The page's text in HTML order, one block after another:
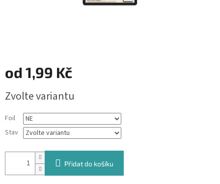
od 1,99 Kč
cena:
Zvolte variantu
Foil
Stav
Přidat do košíku